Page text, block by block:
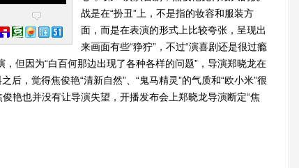
战是在“扮丑”上，不是指的妆容和服装方
面，而是在表演的形式上比较夸张，呈现出
来画面有些“狰狞”，不过“演喜剧还是很过瘾
但因为“白百何那边出现了各种各样的问题”，导演郑晓龙在
后，觉得焦俊艳“清新自然”、“鬼马精灵”的气质和“欧小米”很
艳也并没有让导演失望，开播发布会上郑晓龙导演断定“焦